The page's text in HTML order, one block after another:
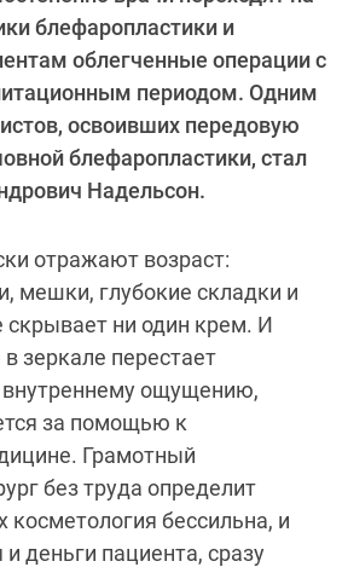
блефаропластики и
облегченные операции с
периодом. Одним
освоивших передовую
блефаропластики, стал
Надельсон.
отражают возраст:
мешки, глубокие складки и
скрывает ни один крем. И
зеркале перестает
внутреннему ощущению,
за помощью к
Грамотный
без труда определит
косметология бессильна, и
деньги пациента, сразу